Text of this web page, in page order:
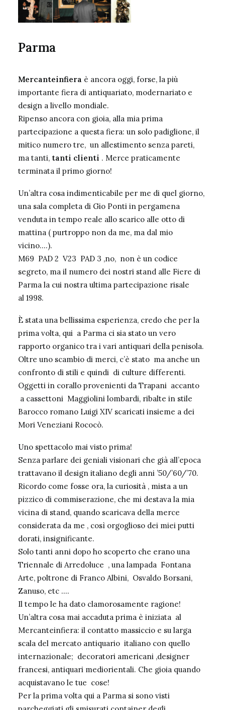
Parma
Mercanteinfiera è ancora oggi, forse, la più
importante fiera di antiquariato, modernariato e
design a livello mondiale.
Ripenso ancora con gioia, alla mia prima
partecipazione a questa fiera: un solo padiglione, il
mitico numero tre, un allestimento senza pareti,
ma tanti, tanti clienti . Merce praticamente
terminata il primo giorno!
Un’altra cosa indimenticabile per me di quel giorno,
una sala completa di Gio Ponti in pergamena
venduta in tempo reale allo scarico alle otto di
mattina ( purtroppo non da me, ma dal mio
vicino….).
M69 PAD 2 V23 PAD 3 ,no, non è un codice
segreto, ma il numero dei nostri stand alle Fiere di
Parma la cui nostra ultima partecipazione risale
al 1998.
È stata una bellissima esperienza, credo che per la
prima volta, qui a Parma ci sia stato un vero
rapporto organico tra i vari antiquari della penisola.
Oltre uno scambio di merci, c’è stato ma anche un
confronto di stili e quindi di culture differenti.
Oggetti in corallo provenienti da Trapani accanto
a cassettoni Maggiolini lombardi, ribalte in stile
Barocco romano Luigi XIV scaricati insieme a dei
Mori Veneziani Rococò.
Uno spettacolo mai visto prima!
Senza parlare dei geniali visionari che già all’epoca
trattavano il design italiano degli anni ’50/’60/’70.
Ricordo come fosse ora, la curiosità , mista a un
pizzico di commiserazione, che mi destava la mia
vicina di stand, quando scaricava della merce
considerata da me , così orgoglioso dei miei putti
dorati, insignificante.
Solo tanti anni dopo ho scoperto che erano una
Triennale di Arredoluce , una lampada Fontana
Arte, poltrone di Franco Albini, Osvaldo Borsani,
Zanuso, etc ….
Il tempo le ha dato clamorosamente ragione!
Un’altra cosa mai accaduta prima è iniziata al
Mercanteinfiera: il contatto massiccio e su larga
scala del mercato antiquario italiano con quello
internazionale; decoratori americani ,designer
francesi, antiquari mediorientali. Che gioia quando
acquistavano le tue cose!
Per la prima volta qui a Parma si sono visti